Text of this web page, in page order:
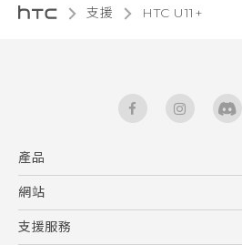
支援 HTC U11+‎
產品
5G
智能手機
網站
HTC Dev
支援服務